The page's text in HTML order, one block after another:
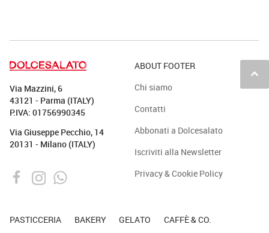
keyboard_arrow_up
Via Mazzini, 6
43121 - Parma (ITALY)
P.IVA: 01756990345
Via Giuseppe Pecchio, 14
20131 - Milano (ITALY)
ABOUT FOOTER
Chi siamo
Contatti
Abbonati a Dolcesalato
Iscriviti alla Newsletter
Privacy & Cookie Policy
PASTICCERIA BAKERY GELATO CAFFÈ & CO.